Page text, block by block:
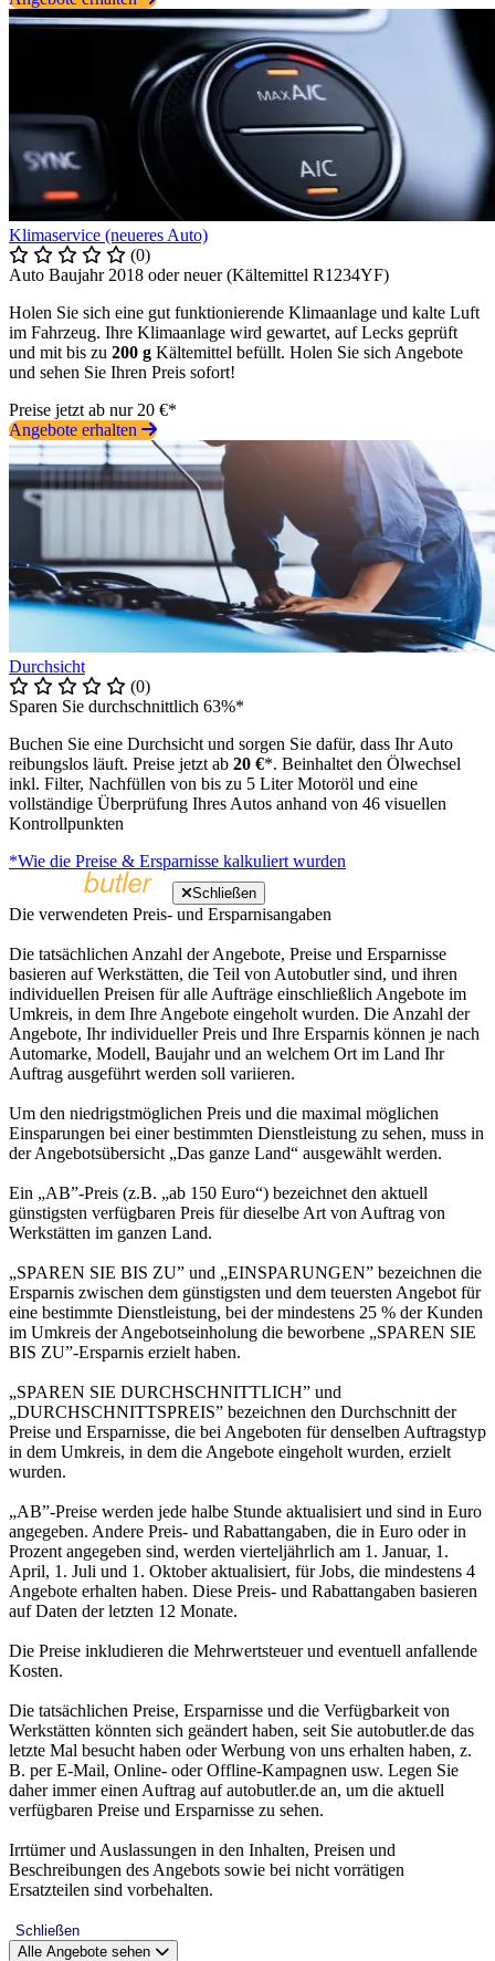
Klimaservice (neueres Auto)
(0)
Auto Baujahr 2018 oder neuer (Kältemittel R1234YF)
Holen Sie sich eine gut funktionierende Klimaanlage und kalte Luft
im Fahrzeug. Ihre Klimaanlage wird gewartet, auf Lecks geprüft
und mit bis zu 200 g Kältemittel befüllt. Holen Sie sich Angebote
und sehen Sie Ihren Preis sofort!
Preise jetzt ab nur 20 €*
Angebote erhalten
Durchsicht
(0)
Sparen Sie durchschnittlich 63%*
Buchen Sie eine Durchsicht und sorgen Sie dafür, dass Ihr Auto
reibungslos läuft. Preise jetzt ab 20 €*. Beinhaltet den Ölwechsel
inkl. Filter, Nachfüllen von bis zu 5 Liter Motoröl und eine
vollständige Überprüfung Ihres Autos anhand von 46 visuellen
Kontrollpunkten
*Wie die Preise & Ersparnisse kalkuliert wurden
Schließen
Die verwendeten Preis- und Ersparnisangaben
Die tatsächlichen Anzahl der Angebote, Preise und Ersparnisse
basieren auf Werkstätten, die Teil von Autobutler sind, und ihren
individuellen Preisen für alle Aufträge einschließlich Angebote im
Umkreis, in dem Ihre Angebote eingeholt wurden. Die Anzahl der
Angebote, Ihr individueller Preis und Ihre Ersparnis können je nach
Automarke, Modell, Baujahr und an welchem Ort im Land Ihr
Auftrag ausgeführt werden soll variieren.
Um den niedrigstmöglichen Preis und die maximal möglichen
Einsparungen bei einer bestimmten Dienstleistung zu sehen, muss in
der Angebotsübersicht „Das ganze Land“ ausgewählt werden.
Ein „AB”-Preis (z.B. „ab 150 Euro“) bezeichnet den aktuell
günstigsten verfügbaren Preis für dieselbe Art von Auftrag von
Werkstätten im ganzen Land.
„SPAREN SIE BIS ZU” und „EINSPARUNGEN” bezeichnen die
Ersparnis zwischen dem günstigsten und dem teuersten Angebot für
eine bestimmte Dienstleistung, bei der mindestens 25 % der Kunden
im Umkreis der Angebotseinholung die beworbene „SPAREN SIE
BIS ZU”-Ersparnis erzielt haben.
„SPAREN SIE DURCHSCHNITTLICH” und
„DURCHSCHNITTSPREIS” bezeichnen den Durchschnitt der
Preise und Ersparnisse, die bei Angeboten für denselben Auftragstyp
in dem Umkreis, in dem die Angebote eingeholt wurden, erzielt
wurden.
„AB”-Preise werden jede halbe Stunde aktualisiert und sind in Euro
angegeben. Andere Preis- und Rabattangaben, die in Euro oder in
Prozent angegeben sind, werden vierteljährlich am 1. Januar, 1.
April, 1. Juli und 1. Oktober aktualisiert, für Jobs, die mindestens 4
Angebote erhalten haben. Diese Preis- und Rabattangaben basieren
auf Daten der letzten 12 Monate.
Die Preise inkludieren die Mehrwertsteuer und eventuell anfallende
Kosten.
Die tatsächlichen Preise, Ersparnisse und die Verfügbarkeit von
Werkstätten könnten sich geändert haben, seit Sie autobutler.de das
letzte Mal besucht haben oder Werbung von uns erhalten haben, z.
B. per E-Mail, Online- oder Offline-Kampagnen usw. Legen Sie
daher immer einen Auftrag auf autobutler.de an, um die aktuell
verfügbaren Preise und Ersparnisse zu sehen.
Irrtümer und Auslassungen in den Inhalten, Preisen und
Beschreibungen des Angebots sowie bei nicht vorrätigen
Ersatzteilen sind vorbehalten.
Schließen
Alle Angebote sehen